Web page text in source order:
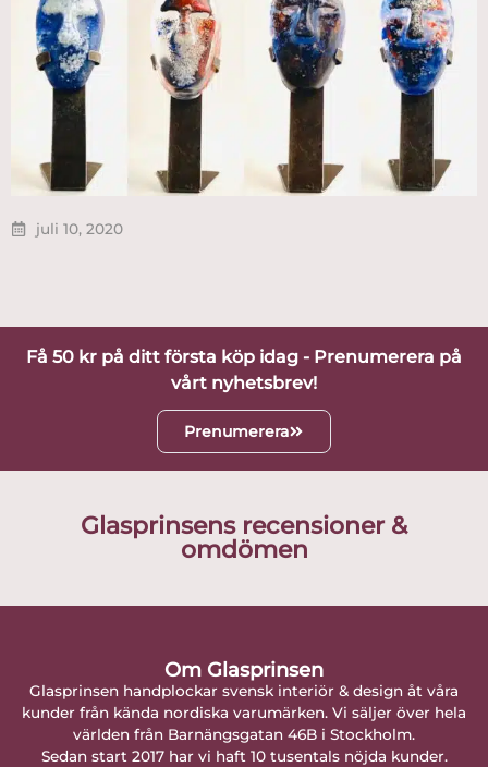
juli 10, 2020
Få 50 kr på ditt första köp idag - Prenumerera på
vårt nyhetsbrev!
Prenumerera
Glasprinsens recensioner &
omdömen
Om Glasprinsen
Glasprinsen handplockar svensk interiör & design åt våra
kunder från kända nordiska varumärken. Vi säljer över hela
världen från Barnängsgatan 46B i Stockholm.
Sedan start 2017 har vi haft 10 tusentals nöjda kunder.